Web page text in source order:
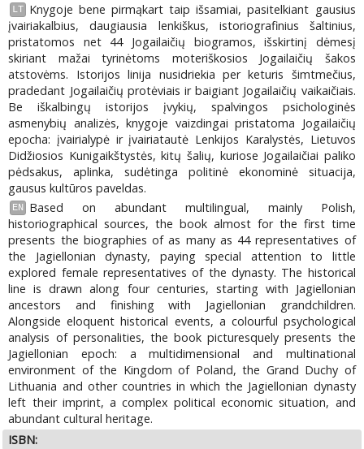
LT
Knygoje bene pirmąkart taip išsamiai, pasitelkiant gausius
įvairiakalbius, daugiausia lenkiškus, istoriografinius šaltinius,
pristatomos net 44 Jogailaičių biogramos, išskirtinį dėmesį
skiriant mažai tyrinėtoms moteriškosios Jogailaičių šakos
atstovėms. Istorijos linija nusidriekia per keturis šimtmečius,
pradedant Jogailaičių protėviais ir baigiant Jogailaičių vaikaičiais.
Be iškalbingų istorijos įvykių, spalvingos psichologinės
asmenybių analizės, knygoje vaizdingai pristatoma Jogailaičių
epocha: įvairialypė ir įvairiatautė Lenkijos Karalystės, Lietuvos
Didžiosios Kunigaikštystės, kitų šalių, kuriose Jogailaičiai paliko
pėdsakus, aplinka, sudėtinga politinė ekonominė situacija,
gausus kultūros paveldas.
EN
Based on abundant multilingual, mainly Polish,
historiographical sources, the book almost for the first time
presents the biographies of as many as 44 representatives of
the Jagiellonian dynasty, paying special attention to little
explored female representatives of the dynasty. The historical
line is drawn along four centuries, starting with Jagiellonian
ancestors and finishing with Jagiellonian grandchildren.
Alongside eloquent historical events, a colourful psychological
analysis of personalities, the book picturesquely presents the
Jagiellonian epoch: a multidimensional and multinational
environment of the Kingdom of Poland, the Grand Duchy of
Lithuania and other countries in which the Jagiellonian dynasty
left their imprint, a complex political economic situation, and
abundant cultural heritage.
ISBN: